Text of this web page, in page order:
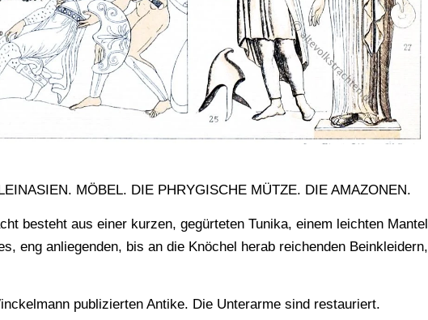
MÖBEL. DIE PHRYGISCHE MÜTZE. DIE AMAZONEN.
besteht aus einer kurzen, gegürteten Tunika, einem leichten Mantel
eng anliegenden, bis an die Knöchel herab reichenden Beinkleidern,
publizierten Antike. Die Unterarme sind restauriert.